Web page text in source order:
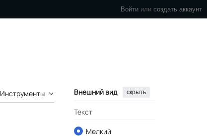
Войти или создать аккаунт
Инструменты Внешний вид скрыть
Текст
Мелкий